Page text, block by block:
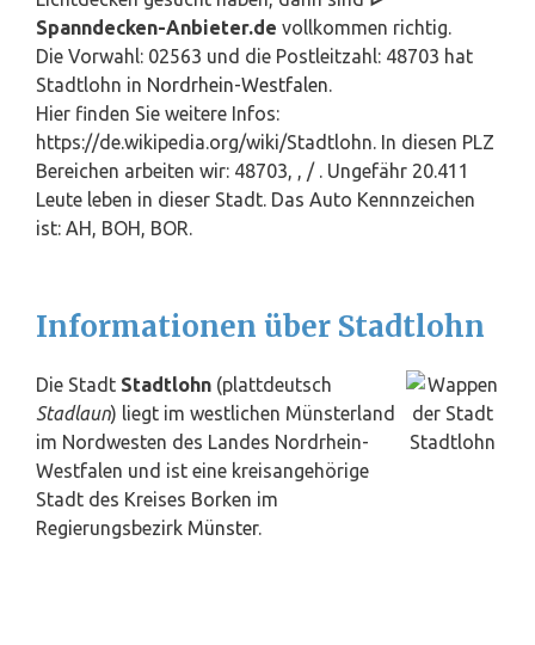
Spanndecken-Anbieter.de vollkommen richtig.
Die Vorwahl: 02563 und die Postleitzahl: 48703 hat
Stadtlohn in Nordrhein-Westfalen.
Hier finden Sie weitere Infos:
https://de.wikipedia.org/wiki/Stadtlohn. In diesen PLZ
Bereichen arbeiten wir: 48703, , / . Ungefähr 20.411
Leute leben in dieser Stadt. Das Auto Kennnzeichen
ist: AH, BOH, BOR.
Informationen über Stadtlohn
Die Stadt Stadtlohn (plattdeutsch
Stadlaun) liegt im westlichen Münsterland
im Nordwesten des Landes Nordrhein-
Westfalen und ist eine kreisangehörige
Stadt des Kreises Borken im
Regierungsbezirk Münster.